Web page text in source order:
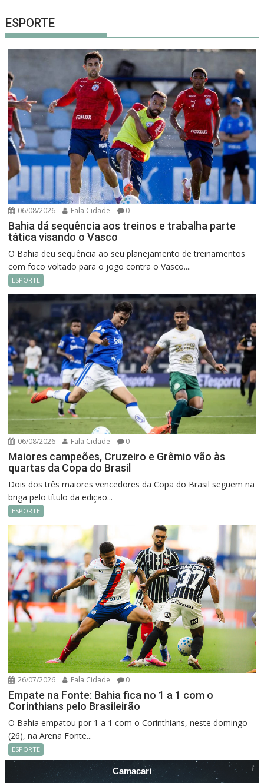
ESPORTE
06/08/2026 Fala Cidade 0
Bahia dá sequência aos treinos e trabalha parte
tática visando o Vasco
O Bahia deu sequência ao seu planejamento de treinamentos
com foco voltado para o jogo contra o Vasco....
ESPORTE
06/08/2026 Fala Cidade 0
Maiores campeões, Cruzeiro e Grêmio vão às
quartas da Copa do Brasil
Dois dos três maiores vencedores da Copa do Brasil seguem na
briga pelo título da edição...
ESPORTE
26/07/2026 Fala Cidade 0
Empate na Fonte: Bahia fica no 1 a 1 com o
Corinthians pelo Brasileirão
O Bahia empatou por 1 a 1 com o Corinthians, neste domingo
(26), na Arena Fonte...
ESPORTE
Camacari